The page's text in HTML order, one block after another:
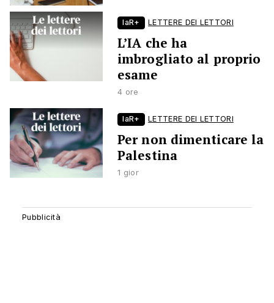
laR+ LETTERE DEI LETTORI
L’IA che ha
imbrogliato al proprio
esame
4 ore
laR+ LETTERE DEI LETTORI
Per non dimenticare la
Palestina
1 gior